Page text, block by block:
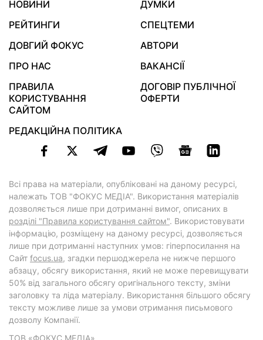
НОВИНИ
ДУМКИ
РЕЙТИНГИ
СПЕЦТЕМИ
ДОВГИЙ ФОКУС
АВТОРИ
ПРО НАС
ВАКАНСІЇ
ПРАВИЛА
КОРИСТУВАННЯ
САЙТОМ
ДОГОВІР ПУБЛІЧНОЇ
ОФЕРТИ
РЕДАКЦІЙНА ПОЛІТИКА
Всі права на матеріали, опубліковані на даному ресурсі,
належать ТОВ "ФОКУС МЕДІА". Використання матеріалів
дозволяється лише при дотриманні вимог, описаних в
розділі "Правила користування сайтом". Використовувати
інформацію, розміщену на даному ресурсі, дозволяється
лише при дотриманні наступних умов: гіперпосилання на
Cайт focus.ua, згадки першоджерела не нижче першого
абзацу, обсягу використання, який не може перевищувати
50% від загального обсягу оригінального тексту, зміни
заголовку та ліда матеріалу. Використання більшого обсягу
тексту можливе лише за умови отримання письмового
дозволу Компанії.
ТОВ «ФОКУС МЕДІА»